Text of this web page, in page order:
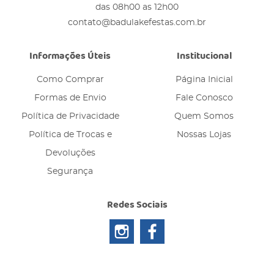
das 08h00 as 12h00
contato@badulakefestas.com.br
Informações Úteis
Como Comprar
Formas de Envio
Política de Privacidade
Política de Trocas e
Devoluções
Segurança
Institucional
Página Inicial
Fale Conosco
Quem Somos
Nossas Lojas
Redes Sociais